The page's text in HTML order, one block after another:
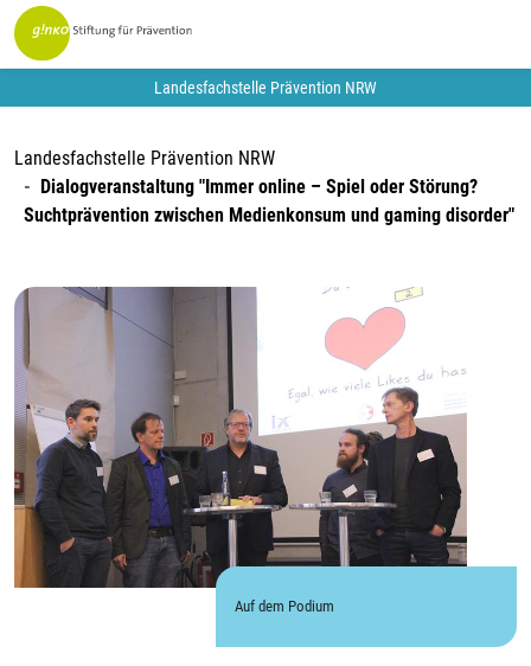
Landesfachstelle Prävention NRW
Landesfachstelle Prävention NRW
Dialogveranstaltung "Immer online – Spiel oder Störung?
Suchtprävention zwischen Medienkonsum und gaming disorder"
Auf dem Podium